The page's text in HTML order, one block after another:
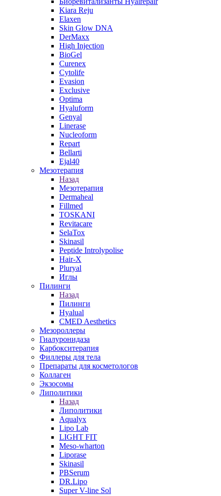
Kiara Reju
Elaxen
Skin Glow DNA
DerMaxx
High Injection
BioGel
Curenex
Cytolife
Evasion
Exclusive
Optima
Hyaluform
Genyal
Linerase
Nucleoform
Repart
Bellarti
Ejal40
Мезотерапия
Назад
Мезотерапия
Dermaheal
Fillmed
TOSKANI
Revitacare
SelaTox
Skinasil
Peptide Introlypolise
Hair-X
Pluryal
Иглы
Пилинги
Назад
Пилинги
Hyalual
CMED Aesthetics
Мезороллеры
Гиалуронидаза
Карбокситерапия
Филлеры для тела
Препараты для косметологов
Коллаген
Экзосомы
Липолитики
Назад
Липолитики
Aqualyx
Lipo Lab
LIGHT FIT
Meso-wharton
Liporase
Skinasil
PBSerum
DR.Lipo
Super V-line Sol